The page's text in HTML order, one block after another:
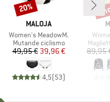
MARCHIO
MALOJA
Articolo
Women's MeadowM.
Gruppo di prodotti
Mutande ciclismo
Prezzo
49,95 €Prezzo ridotto
39,96 €
4,5(53)
Sconto
20%
89,95